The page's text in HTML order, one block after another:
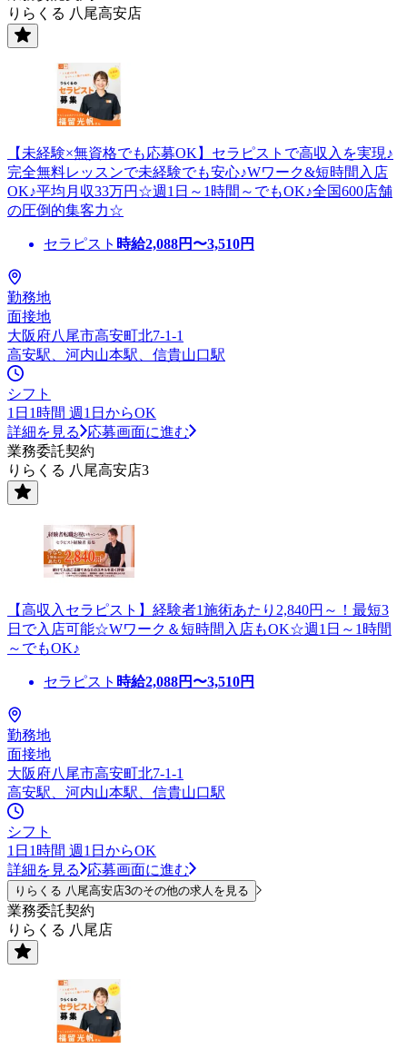
りらくる 八尾高安店
【未経験×無資格でも応募OK】セラピストで高収入を実現♪
完全無料レッスンで未経験でも安心♪Wワーク&短時間入店
OK♪平均月収33万円☆週1日～1時間～でもOK♪全国600店舗
の圧倒的集客力☆
セラピスト 時給2,088円〜3,510円
勤務地
面接地
大阪府八尾市高安町北7-1-1
高安駅、河内山本駅、信貴山口駅
シフト
1日1時間 週1日からOK
詳細を見る
応募画面に進む
業務委託契約
りらくる 八尾高安店3
【高収入セラピスト】経験者1施術あたり2,840円～！最短3
日で入店可能☆Wワーク＆短時間入店もOK☆週1日～1時間
～でもOK♪
セラピスト 時給2,088円〜3,510円
勤務地
面接地
大阪府八尾市高安町北7-1-1
高安駅、河内山本駅、信貴山口駅
シフト
1日1時間 週1日からOK
詳細を見る
応募画面に進む
りらくる 八尾高安店3のその他の求人を見る
業務委託契約
りらくる 八尾店